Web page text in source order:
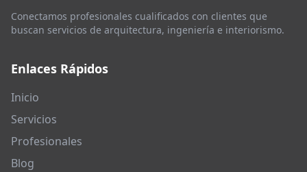
Conectamos profesionales cualificados con clientes que
buscan servicios de arquitectura, ingeniería e interiorismo.
Enlaces Rápidos
Inicio
Servicios
Profesionales
Blog